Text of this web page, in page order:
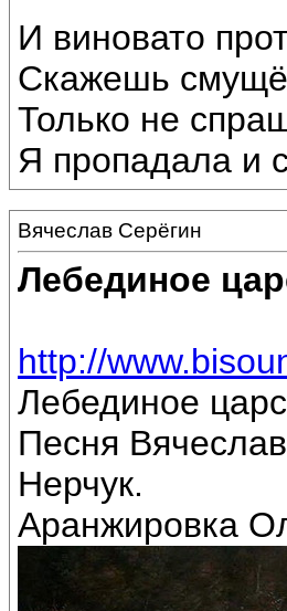
И виновато
Скажешь
Только не
Я пропадала и
Вячеслав Серёгин
Лебединое
http://
Лебединое
Песня
Нерчук.
Аранжировка